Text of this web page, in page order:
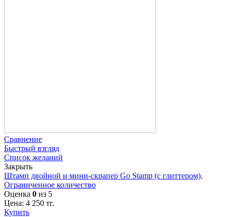
Сравнение
Быстрый взгляд
Список желаний
Закрыть
Штамп двойной и мини-скрапер Go Stamp (с глиттером),
Ограниченное количество
Оценка 0 из 5
Цена: 4 250 тг.
Купить